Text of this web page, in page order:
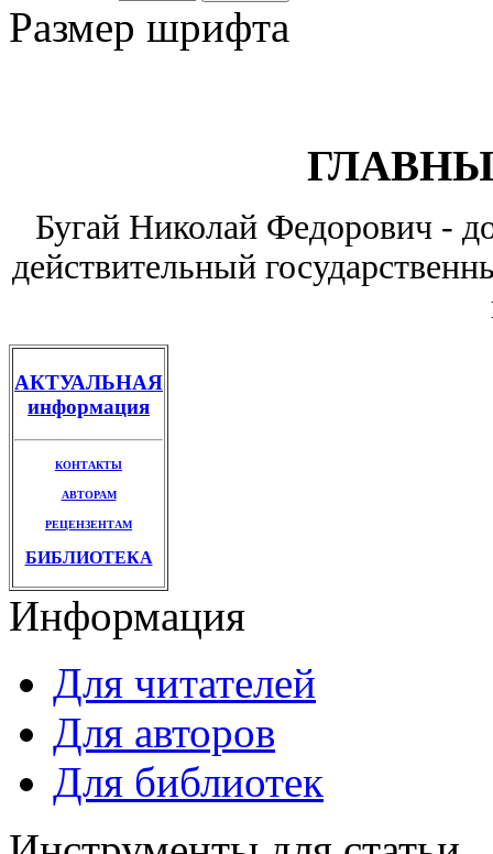
Размер шрифта
Бугай Николай Федорович -
действительный
АКТУАЛЬНАЯ
информация
КОНТАКТЫ
АВТОРАМ
РЕЦЕНЗЕНТАМ
БИБЛИОТЕКА
Информация
Для читателей
Для авторов
Для библиотек